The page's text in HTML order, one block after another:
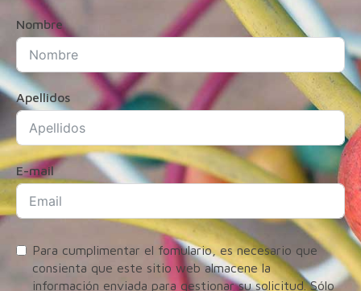
Nombre
Apellidos
E-mail
Para cumplimentar el fomulario, es necesario que
consienta que este sitio web almacene la
información enviada para gestionar su solicitud. Sólo